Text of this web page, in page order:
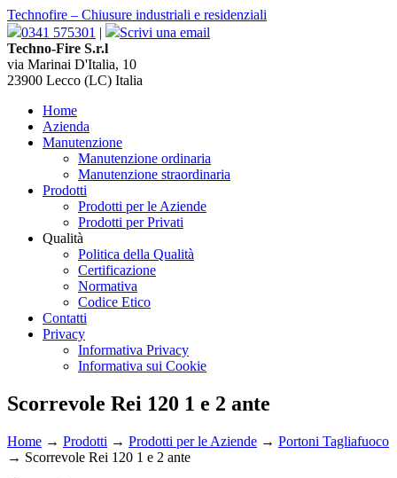
Technofire – Chiusure industriali e residenziali
0341 575301 |
Scrivi una email
Techno-Fire S.r.l
via Marinai D'Italia, 10
23900 Lecco (LC) Italia
Home
Azienda
Manutenzione
Manutenzione ordinaria
Manutenzione straordinaria
Prodotti
Prodotti per le Aziende
Prodotti per Privati
Qualità
Politica della Qualità
Certificazione
Normativa
Codice Etico
Contatti
Privacy
Informativa Privacy
Informativa sui Cookie
Scorrevole Rei 120 1 e 2 ante
Home → Prodotti → Prodotti per le Aziende → Portoni Tagliafuoco
→ Scorrevole Rei 120 1 e 2 ante